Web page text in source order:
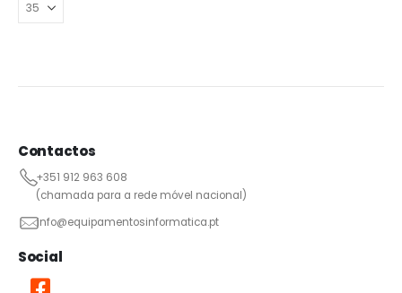
Contactos
+351 912 963 608
(chamada para a rede móvel nacional)
info@equipamentosinformatica.pt
Social